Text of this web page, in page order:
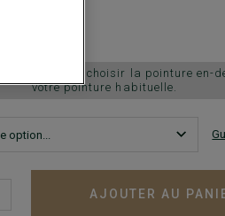
grand, choisir la pointure en-
votre pointure habituelle.
AJOUTER AU